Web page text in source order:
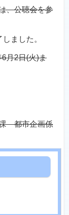
、公聴会を参
ました。
月2日(火)ま
都市企画係